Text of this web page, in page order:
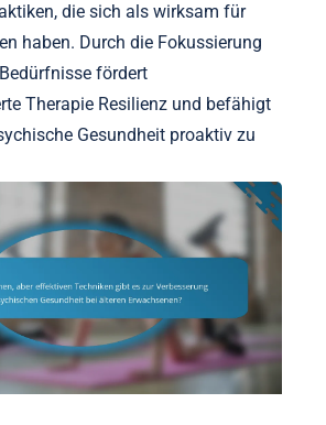
die sich als wirksam für
haben. Durch die Fokussierung
fördert
Therapie Resilienz und befähigt
Gesundheit proaktiv zu